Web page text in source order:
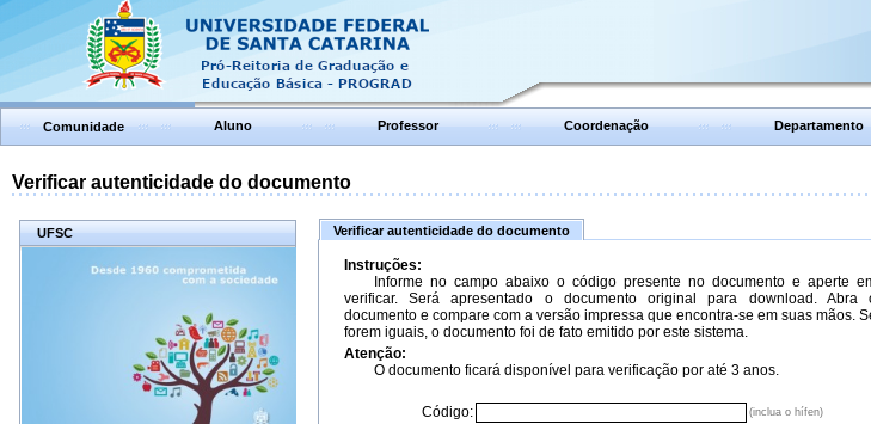
Comunidade Aluno Professor Coordenação Departamento
Verificar autenticidade do documento
UFSC Verificar autenticidade do documento
Instruções:
Informe no campo abaixo o código presente no documento e aperte
verificar. Será apresentado o documento original para download. Abra
documento e compare com a versão impressa que encontra-se em suas mãos.
forem iguais, o documento foi de fato emitido por este sistema.
Atenção:
O documento ficará disponível para verificação por até 3 anos.
Código: (inclua o hífen)